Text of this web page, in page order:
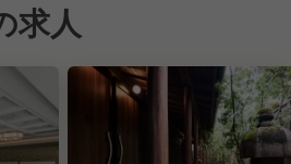
求人